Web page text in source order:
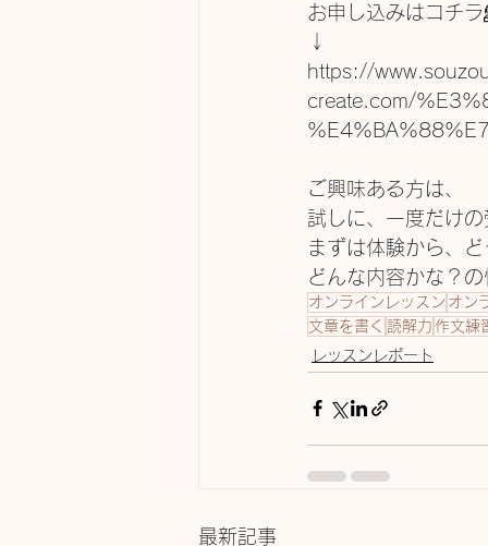
お申し込みはコチラ
↓
https://
create.com/
ご興味ある方は、
試しに、一度だけの
まずは体験から、
どんな内容かな？
オンラインレッスン オン
文章を書く 読解力 作文練
レッスンレポート
最新記事